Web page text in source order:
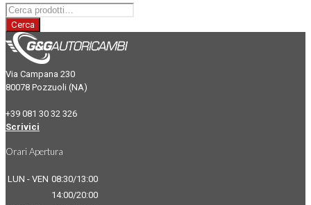
Cerca
Via Campana 230
80078 Pozzuoli (NA)
+39 081 30 32 326
Scrivici
Orari Apertura
LUN - VEN 08:30/13:00
14:00/20:00